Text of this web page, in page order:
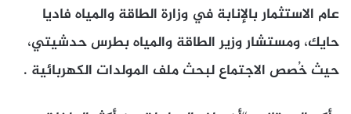
عام الاستثمار بالإنابة في وزارة الطاقة والمياه فاديا
حايك، ومستشار وزير الطاقة والمياه بطرس حدشيتي،
حيث خُصص الاجتماع لبحث ملف المولدات الكهربائية .